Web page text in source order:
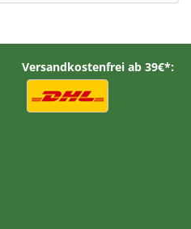
Versandkostenfrei ab 39€*: